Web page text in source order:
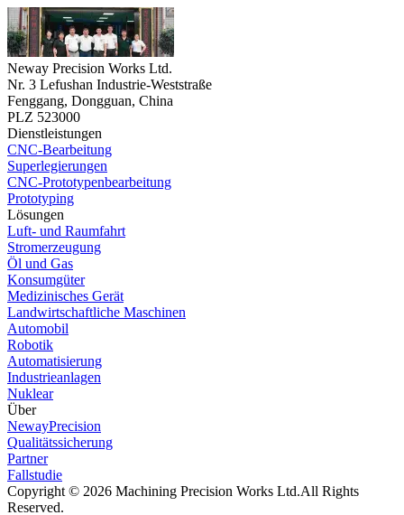
Neway Precision Works Ltd.
Nr. 3 Lefushan Industrie-Weststraße
Fenggang, Dongguan, China
PLZ 523000
Dienstleistungen
CNC-Bearbeitung
Superlegierungen
CNC-Prototypenbearbeitung
Prototyping
Lösungen
Luft- und Raumfahrt
Stromerzeugung
Öl und Gas
Konsumgüter
Medizinisches Gerät
Landwirtschaftliche Maschinen
Automobil
Robotik
Automatisierung
Industrieanlagen
Nuklear
Über
NewayPrecision
Qualitätssicherung
Partner
Fallstudie
Copyright © 2026 Machining Precision Works Ltd.All Rights
Reserved.